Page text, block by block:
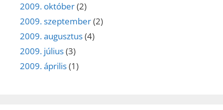
2009. október(2)
2009. szeptember(2)
2009. augusztus(4)
2009. július(3)
2009. április(1)